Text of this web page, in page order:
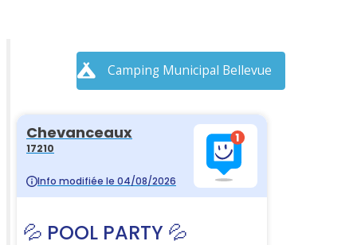
Camping Municipal Bellevue